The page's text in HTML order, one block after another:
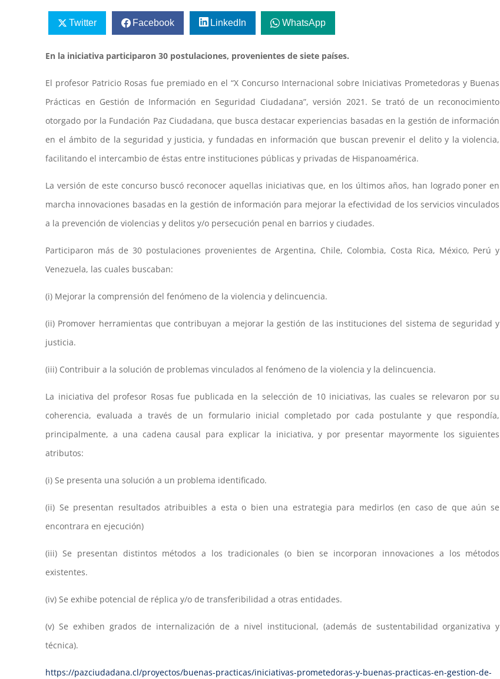
Twitter Facebook LinkedIn WhatsApp
En la iniciativa participaron 30 postulaciones, provenientes de siete países.
El profesor Patricio Rosas fue premiado en el “X Concurso Internacional sobre Iniciativas Prometedoras y Buenas
Prácticas en Gestión de Información en Seguridad Ciudadana”, versión 2021. Se trató de un reconocimiento
otorgado por la Fundación Paz Ciudadana, que busca destacar experiencias basadas en la gestión de información
en el ámbito de la seguridad y justicia, y fundadas en información que buscan prevenir el delito y la violencia,
facilitando el intercambio de éstas entre instituciones públicas y privadas de Hispanoamérica.
La versión de este concurso buscó reconocer aquellas iniciativas que, en los últimos años, han logrado poner en
marcha innovaciones basadas en la gestión de información para mejorar la efectividad de los servicios vinculados
a la prevención de violencias y delitos y/o persecución penal en barrios y ciudades.
Participaron más de 30 postulaciones provenientes de Argentina, Chile, Colombia, Costa Rica, México, Perú y
Venezuela, las cuales buscaban:
(i) Mejorar la comprensión del fenómeno de la violencia y delincuencia.
(ii) Promover herramientas que contribuyan a mejorar la gestión de las instituciones del sistema de seguridad y
justicia.
(iii) Contribuir a la solución de problemas vinculados al fenómeno de la violencia y la delincuencia.
La iniciativa del profesor Rosas fue publicada en la selección de 10 iniciativas, las cuales se relevaron por su
coherencia, evaluada a través de un formulario inicial completado por cada postulante y que respondía,
principalmente, a una cadena causal para explicar la iniciativa, y por presentar mayormente los siguientes
atributos:
(i) Se presenta una solución a un problema identi­ficado.
(ii) Se presentan resultados atribuibles a esta o bien una estrategia para medirlos (en caso de que aún se
encontrara en ejecución)
(iii) Se presentan distintos métodos a los tradicionales (o bien se incorporan innovaciones a los métodos
existentes.
(iv) Se exhibe potencial de réplica y/o de transferibilidad a otras entidades.
(v) Se exhiben grados de internalización de a nivel institucional, (además de sustentabilidad organizativa y
técnica).
https://pazciudadana.cl/proyectos/buenas-practicas/iniciativas-prometedoras-y-buenas-practicas-en-gestion-de-